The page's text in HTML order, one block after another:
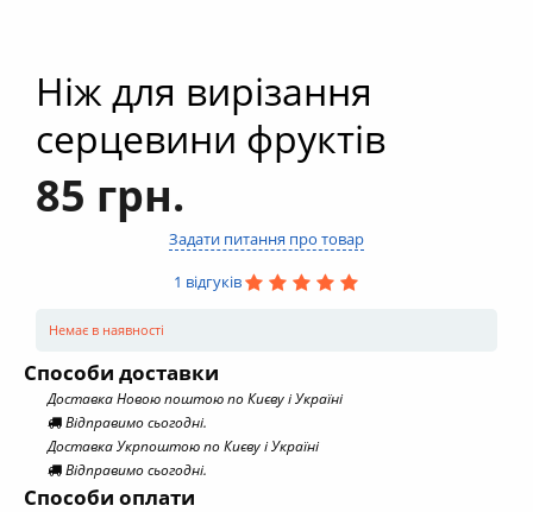
Умови опту
Ніж для вирізання
серцевини фруктів
85 грн.
Задати питання про товар
1 відгуків
Немає в наявності
Способи доставки
Доставка Новою поштою по Києву і Україні
Відправимо сьогодні.
Доставка Укрпоштою по Києву і Україні
Відправимо сьогодні.
Способи оплати